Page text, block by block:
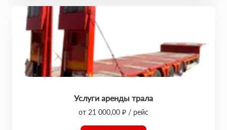
Услуги аренды трала
от 21 000,00 ₽ / рейс